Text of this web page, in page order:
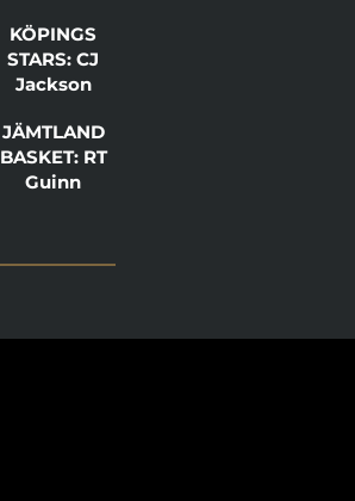
KÖPINGS
STARS: CJ
Jackson
JÄMTLAND
BASKET: RT
Guinn